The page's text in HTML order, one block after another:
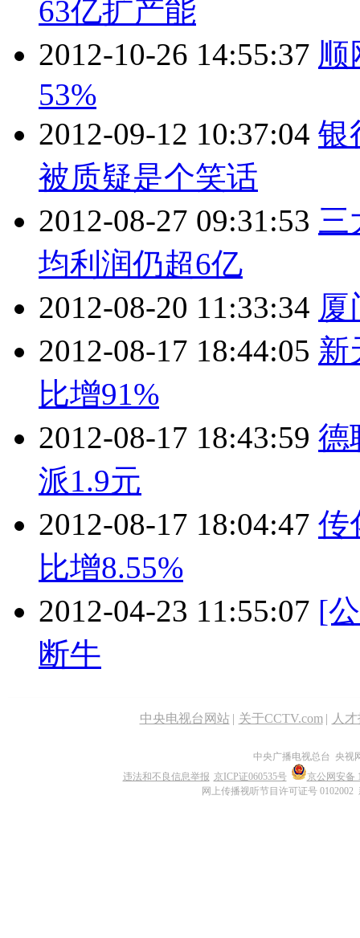
63亿扩产能
2012-10-26 14:55:37 顺
53%
2012-09-12 10:37:04 银
被质疑是个笑话
2012-08-27 09:31:53 三
均利润仍超6亿
2012-08-20 11:33:34 厦
2012-08-17 18:44:05 新
比增91%
2012-08-17 18:43:59 德
派1.9元
2012-08-17 18:04:47 传
比增8.55%
2012-04-23 11:55:07 [
断牛
中央电视台网站 | 关于CCTV.com | 人
中央广播电视总台 央视
违法和不良信息举报 京ICP证060535号
京公网安备
网上传播视听节目许可证号 0102002